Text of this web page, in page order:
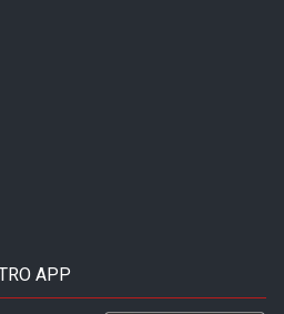
APP